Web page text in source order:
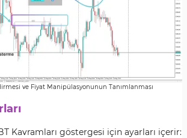
ve Fiyat Manipülasyonunun Tanımlanması
Kavramları göstergesi için ayarları içerir: